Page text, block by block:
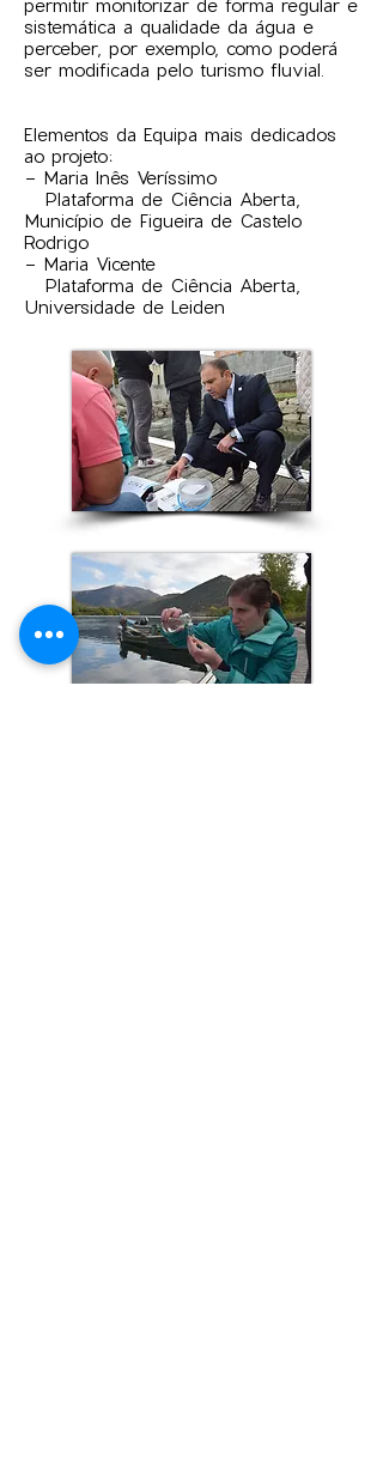
permitir monitorizar de forma regular e
sistemática a qualidade da água e
perceber, por exemplo, como poderá
ser modificada pelo turismo fluvial.
Elementos da Equipa mais dedicados
ao projeto:
- Maria Inês Veríssimo
Plataforma de Ciência Aberta,
Município de Figueira de Castelo
Rodrigo
- Maria Vicente
Plataforma de Ciência Aberta,
Universidade de Leiden